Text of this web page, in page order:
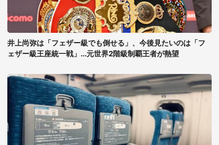
井上尚弥は「フェザー級でも倒せる」、今後見たいのは「フ
ェザー級王座統一戦」...元世界2階級制覇王者が熱望